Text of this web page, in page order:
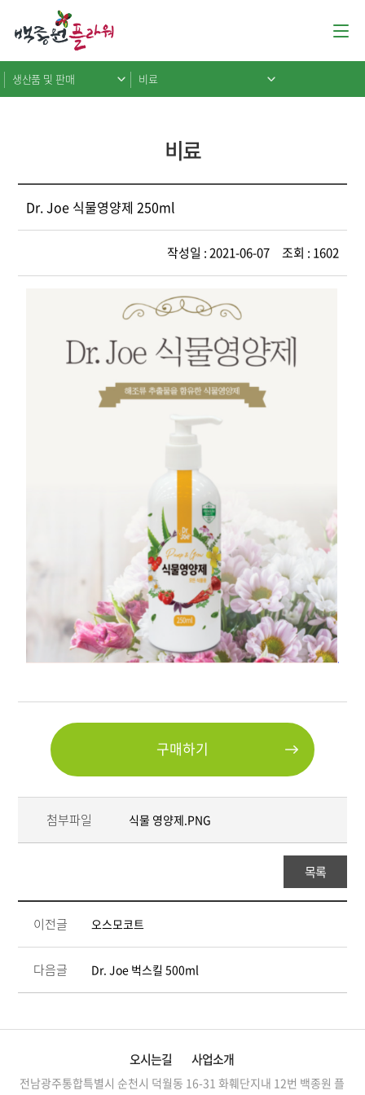
생산품 및 판매 비료
비료
Dr. Joe 식물영양제 250ml
작성일 : 2021-06-07 조회 : 1602
구매하기
첨부파일 식물 영양제.PNG
목록
이전글 오스모코트
다음글 Dr. Joe 벅스킬 500ml
오시는길 사업소개
전남광주통합특별시 순천시 덕월동 16-31 화훼단지내 12번 백종원 플